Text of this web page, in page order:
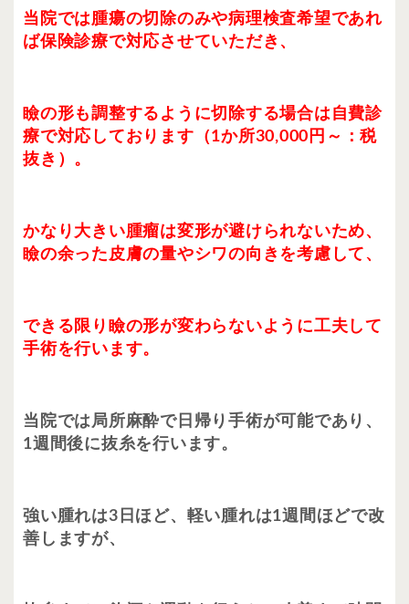
当院では腫瘍の切除のみや病理検査希望であれ
ば保険診療で対応させていただき、
瞼の形も調整するように切除する場合は自費診
療で対応しております（1か所30,000円～：税
抜き）。
かなり大きい腫瘤は変形が避けられないため、
瞼の余った皮膚の量やシワの向きを考慮して、
できる限り瞼の形が変わらないように工夫して
手術を行います。
当院では局所麻酔で日帰り手術が可能であり、
1週間後に抜糸を行います。
強い腫れは3日ほど、軽い腫れは1週間ほどで改
善しますが、